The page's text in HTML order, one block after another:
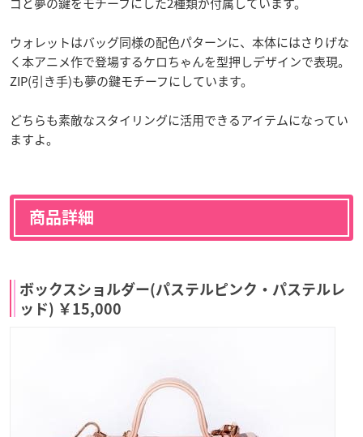
ウォレットはバッグ同様の配色パターンに、本体にはさりげな
く本アニメ作で登場するケロちゃんを型押しデザインで表現。
ZIP(引き手)も夢の鍵モチーフにしています。
どちらも素敵なスタイリングに活用できるアイテムになってい
ますよ。
商品詳細
ボックスショルダー(パステルピンク・パステルレ
ッド) ￥15,000